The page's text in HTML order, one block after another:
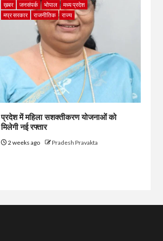
ख़बर जनसंपर्क भोपाल
मध्य प्रदेश
मप्र सरकार
राजनीतिक राज्य
प्रदेश में महिला सशक्तीकरण योजनाओं को
मिलेगी नई रफ्तार
2 weeks ago Pradesh Pravakta